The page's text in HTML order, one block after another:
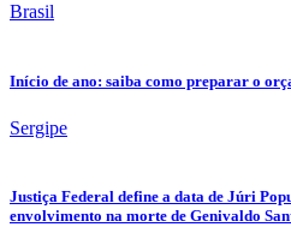
Brasil
Início de ano: saiba como preparar o
Sergipe
Justiça Federal define a data de Júri
envolvimento na morte de Genivaldo